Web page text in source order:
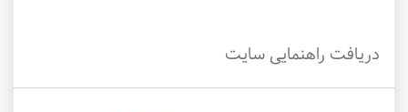
دریافت راهنمایی سایت